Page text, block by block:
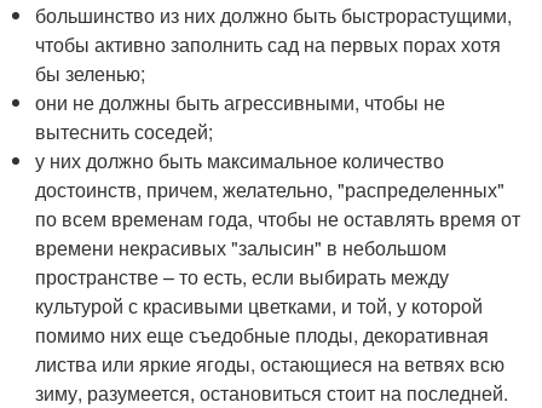
большинство из них должно быть быстрорастущими,
чтобы активно заполнить сад на первых порах хотя
бы зеленью;
они не должны быть агрессивными, чтобы не
вытеснить соседей;
у них должно быть максимальное количество
достоинств, причем, желательно, "распределенных"
по всем временам года, чтобы не оставлять время от
времени некрасивых "залысин" в небольшом
пространстве – то есть, если выбирать между
культурой с красивыми цветками, и той, у которой
помимо них еще съедобные плоды, декоративная
листва или яркие ягоды, остающиеся на ветвях всю
зиму, разумеется, остановиться стоит на последней.